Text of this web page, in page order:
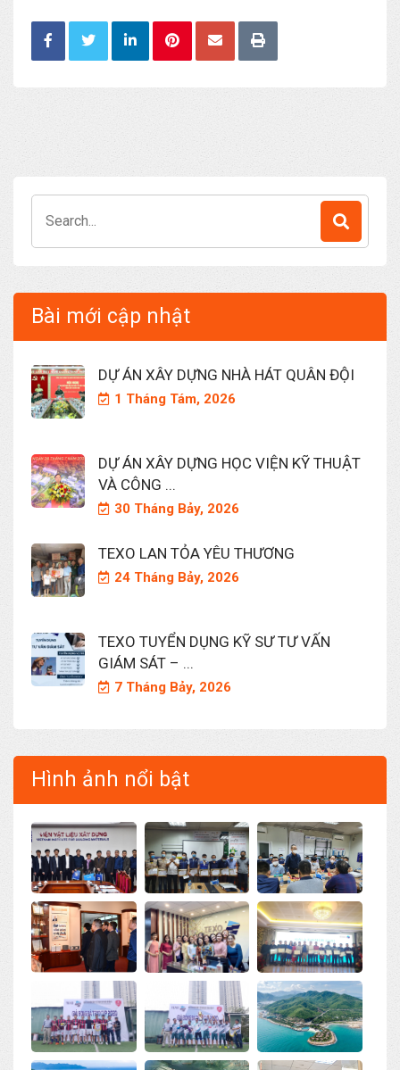
for:
Bài mới cập nhật
DỰ ÁN XÂY DỰNG NHÀ HÁT QUÂN ĐỘI
1 Tháng Tám, 2026
DỰ ÁN XÂY DỰNG HỌC VIỆN KỸ THUẬT
VÀ CÔNG ...
30 Tháng Bảy, 2026
TEXO LAN TỎA YÊU THƯƠNG
24 Tháng Bảy, 2026
TEXO TUYỂN DỤNG KỸ SƯ TƯ VẤN
GIÁM SÁT – ...
7 Tháng Bảy, 2026
Hình ảnh nổi bật